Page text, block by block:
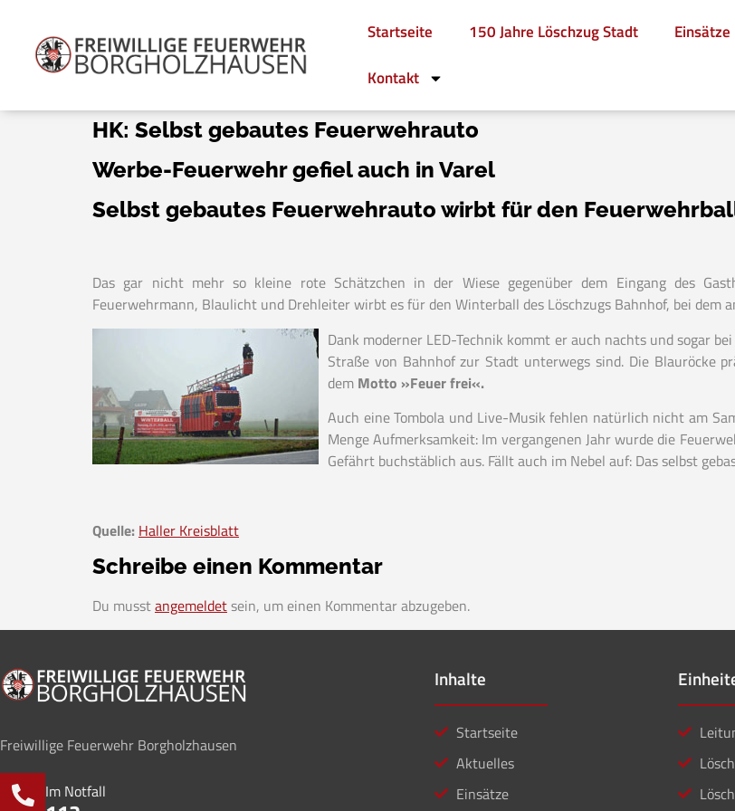
Startseite 150 Jahre Löschzug Stadt Einsätze
Kontakt
HK: Selbst gebautes Feuerwehrauto
Werbe-Feuerwehr gefiel auch in Varel
Selbst gebautes Feuerwehrauto wirbt für den
Das gar nicht mehr so kleine rote Schätzchen in der Wiese gegenüber dem Eingang des
Feuerwehrmann, Blaulicht und Drehleiter wirbt es für den Winterball des Löschzugs Bahnhof, bei dem
Dank moderner LED-Technik kommt er auch nachts und sogar
Straße von Bahnhof zur Stadt unterwegs sind. Die Blauröcke
dem Motto »Feuer frei«.
Auch eine Tombola und Live-Musik fehlen natürlich nicht am
Menge Aufmerksamkeit: Im vergangenen Jahr wurde die
Gefährt buchstäblich aus. Fällt auch im Nebel auf: Das selbst
Quelle: Haller Kreisblatt
Schreibe einen Kommentar
Du musstangemeldetsein, um einen Kommentar abzugeben.
Freiwillige Feuerwehr Borgholzhausen
Im Notfall
Inhalte
Startseite
Aktuelles
Einsätze